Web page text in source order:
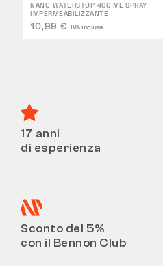
NANO WATERSTOP 400 ML SPRAY
IMPERMEABILIZZANTE
10,99 € IVA inclusa
17 anni
di esperienza
Sconto del 5%
con il Bennon Club